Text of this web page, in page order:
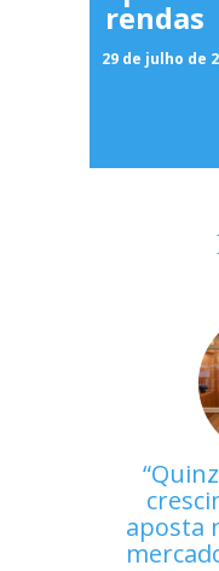
rendas
29 de julho de
aposta